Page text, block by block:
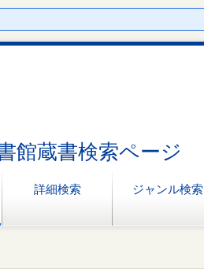
館蔵書検索ページ
詳細検索 ジャンル検索